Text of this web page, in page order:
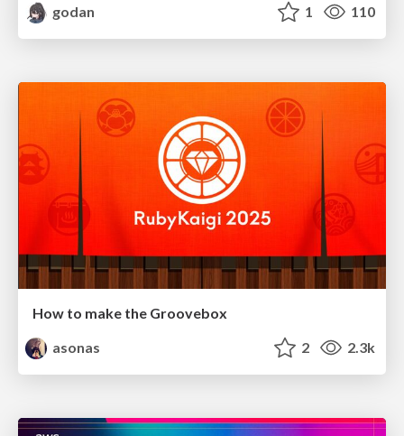
godan
1 110
How to make the Groovebox
asonas
2 2.3k